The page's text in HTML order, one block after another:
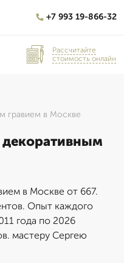
+7 993 19-866-32
Рассчитайте
стоимость онлайн
гравием в Москве
в Москве от 667.
Опыт каждого
года по 2026
мастеру Сергею